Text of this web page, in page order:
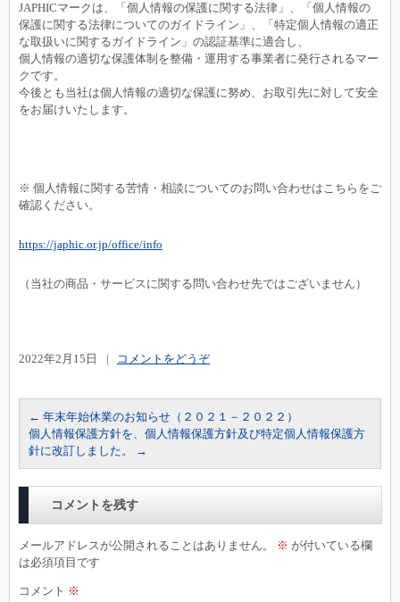
JAPHICマークは、「個人情報の保護に関する法律」、「個人情報の
保護に関する法律についてのガイドライン」、「特定個人情報の適正
な取扱いに関するガイドライン」の認証基準に適合し、
個人情報の適切な保護体制を整備・運用する事業者に発行されるマー
クです。
今後とも当社は個人情報の適切な保護に努め、お取引先に対して安全
をお届けいたします。
※ 個人情報に関する苦情・相談についてのお問い合わせはこちらをご
確認ください。
https://japhic.or.jp/office/info
（当社の商品・サービスに関する問い合わせ先ではございません）
2022年2月15日 | コメントをどうぞ
← 年末年始休業のお知らせ（２０２１－２０２２）
個人情報保護方針を、個人情報保護方針及び特定個人情報保護方
針に改訂しました。
→
コメントを残す
メールアドレスが公開されることはありません。 ※ が付いている欄
は必須項目です
コメント ※